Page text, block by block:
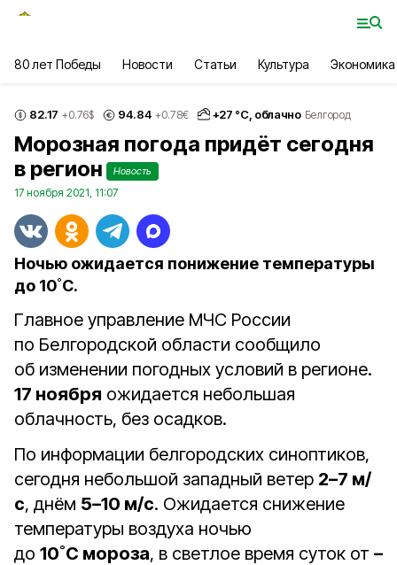
80 лет Победы Новости Статьи Культура Экономика
82.17 +0.76$ 94.84 +0.78€ +27 °С, облачно Белгород
Морозная погода придёт сегодня
в регион
Новость
17 ноября 2021, 11:07
Ночью ожидается понижение температуры
до 10˚С.
Главное управление МЧС России
по Белгородской области сообщило
об изменении погодных условий в регионе.
17 ноября ожидается небольшая
облачность, без осадков.
По информации белгородских синоптиков,
сегодня небольшой западный ветер 2–7 м/
с, днём 5–10 м/с. Ожидается снижение
температуры воздуха ночью
до 10˚С мороза, в светлое время суток от –